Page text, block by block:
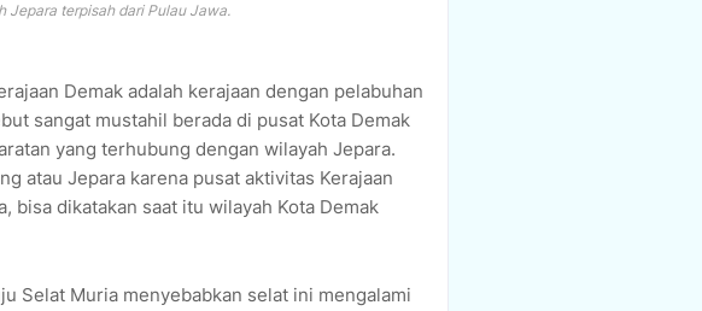
Jepara terpisah dari Pulau Jawa.
Demak adalah kerajaan dengan pelabuhan
sangat mustahil berada di pusat Kota Demak
yang terhubung dengan wilayah Jepara.
atau Jepara karena pusat aktivitas Kerajaan
bisa dikatakan saat itu wilayah Kota Demak
Selat Muria menyebabkan selat ini mengalami